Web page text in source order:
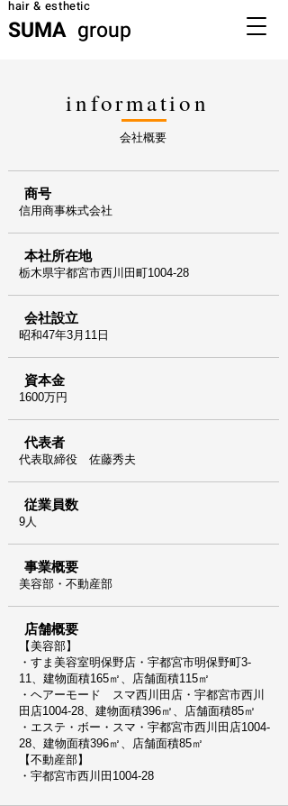
hair & esthetic
SUMA group
information
会社概要
商号
信用商事株式会社
本社所在地
栃木県宇都宮市西川田町1004-28
会社設立
昭和47年3月11日
資本金
1600万円
代表者
代表取締役 佐藤秀夫
従業員数
9人
事業概要
美容部・不動産部
店舗概要
【美容部】
・すま美容室明保野店・宇都宮市明保野町3-
11、建物面積165㎡、店舗面積115㎡
・ヘアーモード スマ西川田店・宇都宮市西川
田店1004-28、建物面積396㎡、店舗面積85㎡
・エステ・ボー・スマ・宇都宮市西川田店1004-
28、建物面積396㎡、店舗面積85㎡
【不動産部】
・宇都宮市西川田1004-28